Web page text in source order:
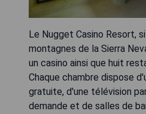
Le Nugget Casino Resort,
montagnes de la Sierra
un casino ainsi que huit
Chaque chambre dispose
gratuite, d'une télévision
demande et de salles de